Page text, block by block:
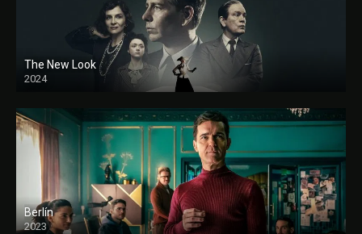
The New Look
2024
Berlín
2023